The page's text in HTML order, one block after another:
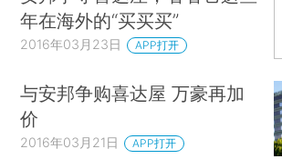
年在海外的“买买买”
2016年03月23日 APP打开
与安邦争购喜达屋 万豪再加
价
2016年03月21日 APP打开